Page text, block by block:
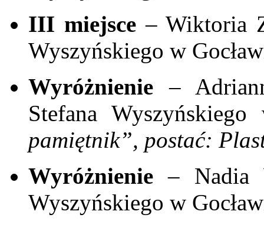
III miejsce– Wiktoria
Wyszyńskiego w
Wyróżnienie –
Stefana
pamiętnik”, postać:
Wyróżnienie – Nadia
Wyszyńskiego w